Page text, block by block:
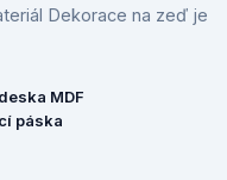
Dekorace na zeď je
MDF
páska